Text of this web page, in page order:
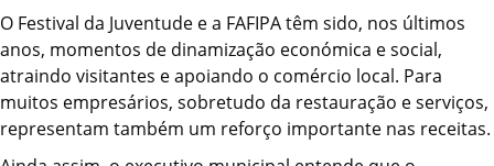
O Festival da Juventude e a FAFIPA têm sido, nos últimos
anos, momentos de dinamização económica e social,
atraindo visitantes e apoiando o comércio local. Para
muitos empresários, sobretudo da restauração e serviços,
representam também um reforço importante nas receitas.